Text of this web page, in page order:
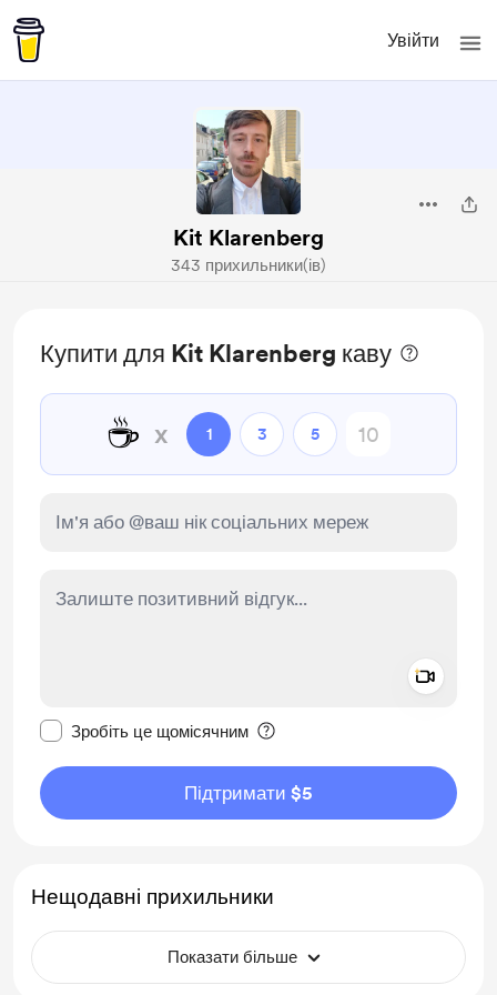
Увійти
Kit Klarenberg
343 прихильники(ів)
Купити для Kit Klarenberg каву
☕ x 1 3 5
Зробіть це щомісячним
Підтримати $5
Нещодавні прихильники
Показати більше